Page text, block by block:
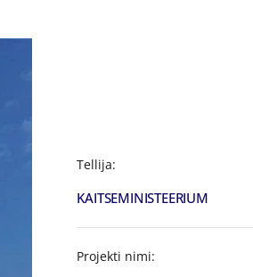
Tellija:
KAITSEMINISTEERIUM
Projekti nimi: